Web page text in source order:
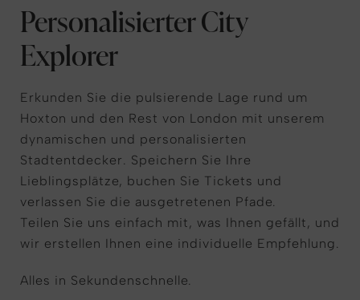
Personalisierter City
Explorer
Erkunden Sie die pulsierende Lage rund um
Hoxton und den Rest von London mit unserem
dynamischen und personalisierten
Stadtentdecker. Speichern Sie Ihre
Lieblingsplätze, buchen Sie Tickets und
verlassen Sie die ausgetretenen Pfade.
Teilen Sie uns einfach mit, was Ihnen gefällt, und
wir erstellen Ihnen eine individuelle Empfehlung.
Alles in Sekundenschnelle.